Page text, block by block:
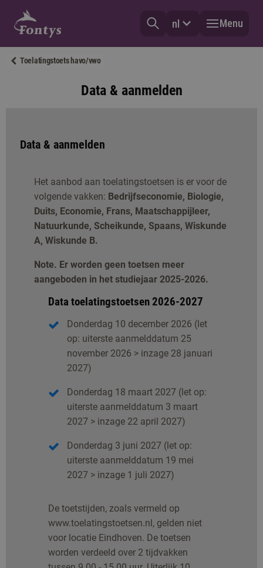
nl Menu
Toelatingstoets havo/vwo
Data & aanmelden
Data & aanmelden
Het aanbod aan toelatingstoetsen is er voor de
volgende vakken: Bedrijfseconomie, Biologie,
Duits, Economie, Frans, Maatschappijleer,
Natuurkunde, Scheikunde, Spaans, Wiskunde
A, Wiskunde B.
Note. Er worden geen toetsen meer
aangeboden in het studiejaar 2025-2026.
Data toelatingstoetsen 2026-2027
Donderdag 10 december 2026 (let
op: uiterste aanmelddatum 25
november 2026 > inzage 28 januari
2027)
Donderdag 18 maart 2027 (let op:
uiterste aanmelddatum 3 maart
2027 > inzage 22 april 2027)
Donderdag 3 juni 2027 (let op:
uiterste aanmelddatum 19 mei
2027 > inzage 1 juli 2027)
De toetstijden, zoals vermeld op
www.toelatingstoetsen.nl, gelden niet
voor locatie Eindhoven. De toetsen
worden verdeeld over 2 tijdvakken